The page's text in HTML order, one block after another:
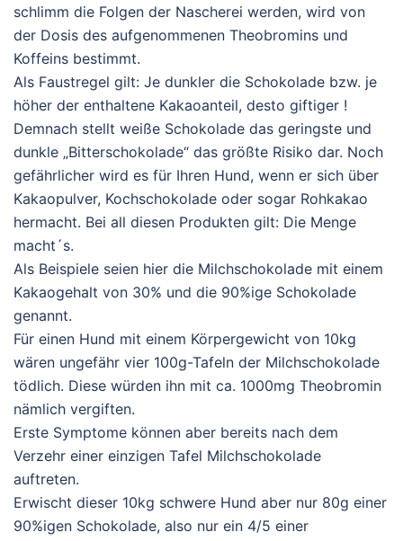
schlimm die Folgen der Nascherei werden, wird von
der Dosis des aufgenommenen Theobromins und
Koffeins bestimmt.
Als Faustregel gilt: Je dunkler die Schokolade bzw. je
höher der enthaltene Kakaoanteil, desto giftiger !
Demnach stellt weiße Schokolade das geringste und
dunkle „Bitterschokolade“ das größte Risiko dar. Noch
gefährlicher wird es für Ihren Hund, wenn er sich über
Kakaopulver, Kochschokolade oder sogar Rohkakao
hermacht. Bei all diesen Produkten gilt: Die Menge
macht´s.
Als Beispiele seien hier die Milchschokolade mit einem
Kakaogehalt von 30% und die 90%ige Schokolade
genannt.
Für einen Hund mit einem Körpergewicht von 10kg
wären ungefähr vier 100g-Tafeln der Milchschokolade
tödlich. Diese würden ihn mit ca. 1000mg Theobromin
nämlich vergiften.
Erste Symptome können aber bereits nach dem
Verzehr einer einzigen Tafel Milchschokolade
auftreten.
Erwischt dieser 10kg schwere Hund aber nur 80g einer
90%igen Schokolade, also nur ein 4/5 einer